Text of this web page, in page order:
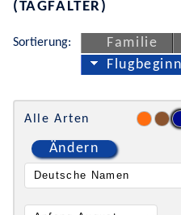
(TAGFALTER)
Sortierung: Familie
Flugbeginn
Alle Arten
Ändern